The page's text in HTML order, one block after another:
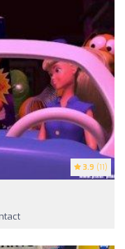
3.9 (11)